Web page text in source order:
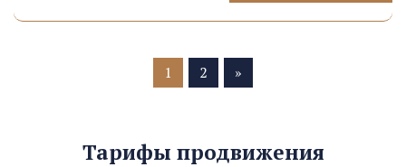
1 2 »
Тарифы продвижения